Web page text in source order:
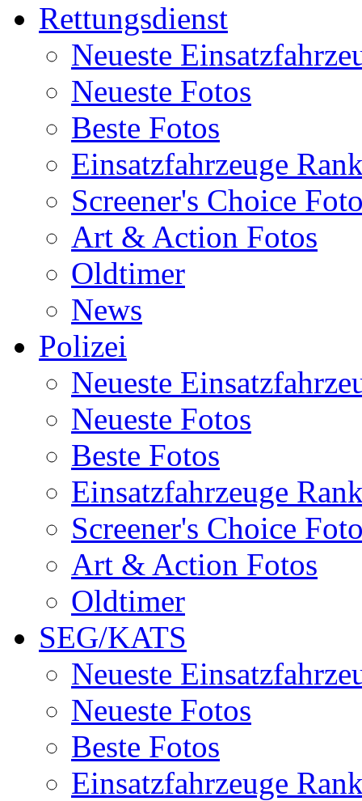
Rettungsdienst
Neueste
Neueste Fotos
Beste Fotos
Einsatzfahrzeuge
Screener's Choice
Art & Action Fotos
Oldtimer
News
Polizei
Neueste
Neueste Fotos
Beste Fotos
Einsatzfahrzeuge
Screener's Choice
Art & Action Fotos
Oldtimer
SEG/KATS
Neueste
Neueste Fotos
Beste Fotos
Einsatzfahrzeuge